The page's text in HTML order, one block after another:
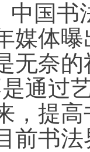
中国书
媒体
无奈
通过
，提
前书